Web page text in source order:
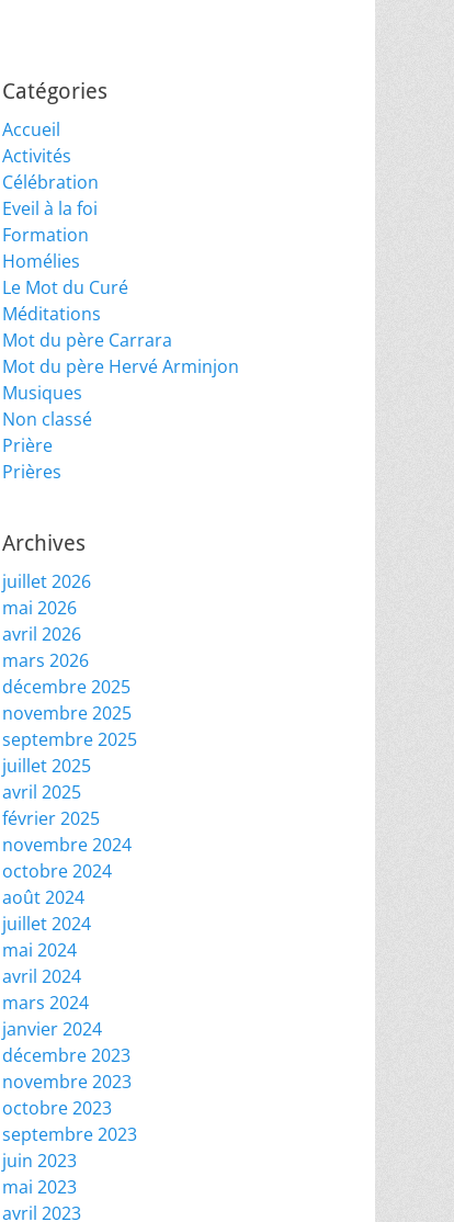
Catégories
Accueil
Activités
Célébration
Eveil à la foi
Formation
Homélies
Le Mot du Curé
Méditations
Mot du père Carrara
Mot du père Hervé Arminjon
Musiques
Non classé
Prière
Prières
Archives
juillet 2026
mai 2026
avril 2026
mars 2026
décembre 2025
novembre 2025
septembre 2025
juillet 2025
avril 2025
février 2025
novembre 2024
octobre 2024
août 2024
juillet 2024
mai 2024
avril 2024
mars 2024
janvier 2024
décembre 2023
novembre 2023
octobre 2023
septembre 2023
juin 2023
mai 2023
avril 2023